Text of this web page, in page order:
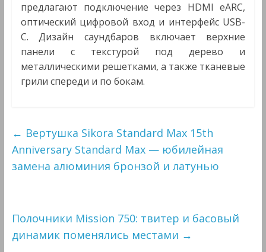
предлагают подключение через HDMI eARC,
оптический цифровой вход и интерфейс USB-
C. Дизайн саундбаров включает верхние
панели с текстурой под дерево и
металлическими решетками, а также тканевые
грили спереди и по бокам.
← Вертушка Sikora Standard Max 15th
Anniversary Standard Max — юбилейная
замена алюминия бронзой и латунью
Полочники Mission 750: твитер и басовый
динамик поменялись местами →